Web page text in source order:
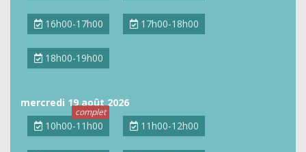
16h00-17h00 17h00-18h00
18h00-19h00
mercredi 19 août 2026
10h00-11h00
11h00-12h00